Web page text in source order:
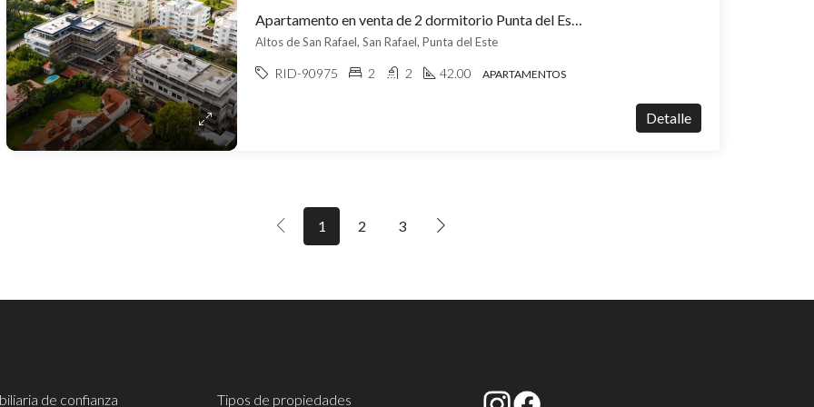
Apartamento en venta de 2 dormitorio Punta del Este San Rafael, vistas al mar y a una cuadra de Playa Brava, entrega 2026
Altos de San Rafael, San Rafael, Punta del Este
RID-90975 2 2 42.00 APARTAMENTOS
Detalle
1 2 3
de confianza Tipos de propiedades